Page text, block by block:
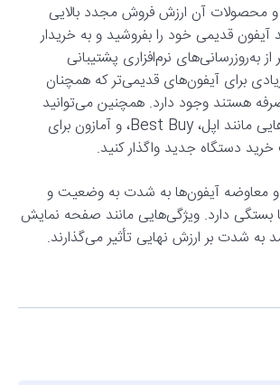
محصولات آن ارزش فروش مجدد بالایی
آیفون قدیمی خود را بفروشید و به خریدار
به‌روزرسانی‌های نرم‌افزاری پشتیبانی
برای آیفون‌های قدیمی‌تر که همچنان
هستند وجود دارد. همچنین می‌توانید
آن‌ها را به فروشگاه‌هایی مانند اپل، Best Buy، و آمازون برای
دستگاه جدید واگذار کنید.
معاوضه آیفون‌ها به شدت به وضعیت و
دارد. ویژگی‌هایی مانند صفحه نمایش
به شدت بر ارزش نهایی تأثیر می‌گذارند.